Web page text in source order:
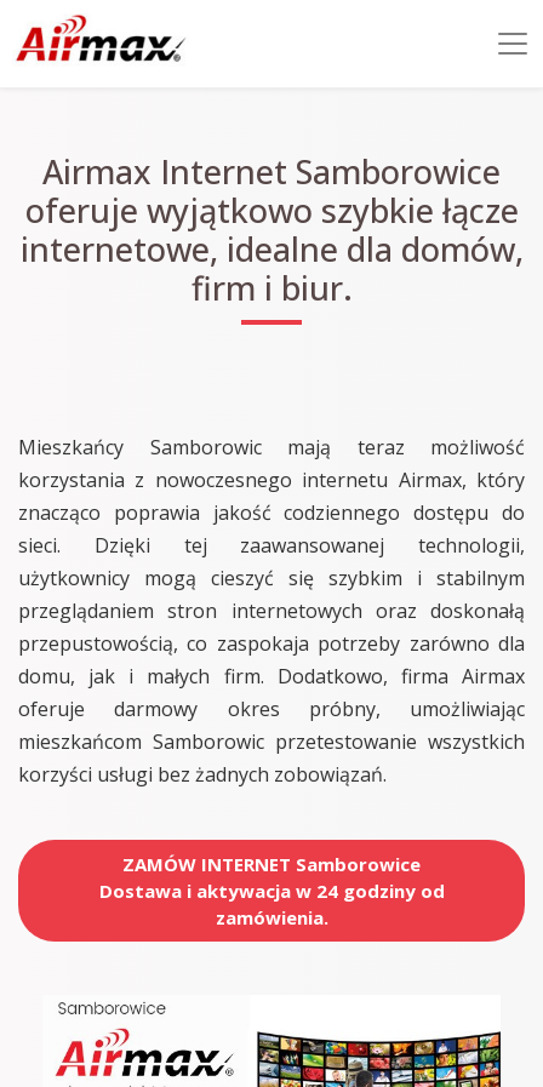
Airmax Internet Samborowice
oferuje wyjątkowo szybkie łącze
internetowe, idealne dla domów,
firm i biur.
Mieszkańcy Samborowic mają teraz możliwość
korzystania z nowoczesnego internetu Airmax, który
znacząco poprawia jakość codziennego dostępu do
sieci. Dzięki tej zaawansowanej technologii,
użytkownicy mogą cieszyć się szybkim i stabilnym
przeglądaniem stron internetowych oraz doskonałą
przepustowością, co zaspokaja potrzeby zarówno dla
domu, jak i małych firm. Dodatkowo, firma Airmax
oferuje darmowy okres próbny, umożliwiając
mieszkańcom Samborowic przetestowanie wszystkich
korzyści usługi bez żadnych zobowiązań.
ZAMÓW INTERNET Samborowice
Dostawa i aktywacja w 24 godziny od
zamówienia.